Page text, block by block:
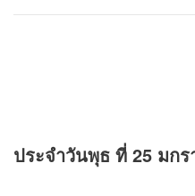
ประจำวันพุธ ที่ 25 มกร